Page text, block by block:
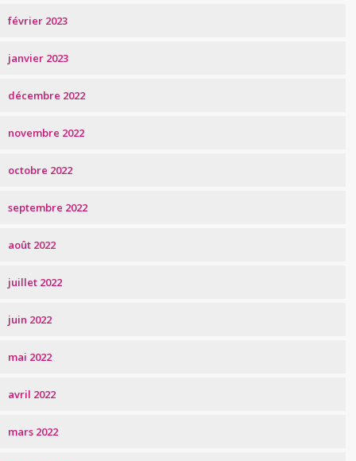
février 2023
janvier 2023
décembre 2022
novembre 2022
octobre 2022
septembre 2022
août 2022
juillet 2022
juin 2022
mai 2022
avril 2022
mars 2022